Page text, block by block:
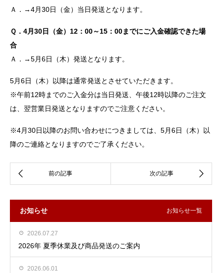
Ａ．→4月30日（金）当日発送となります。
Ｑ．4月30日（金）12：00～15：00までにご入金確認できた場
合
Ａ．→5月6日（木）発送となります。
5月6日（木）以降は通常発送とさせていただきます。
※午前12時までのご入金分は当日発送、午後12時以降のご注文
は、翌営業日発送となりますのでご注意ください。
※4月30日以降のお問い合わせにつきましては、5月6日（木）以
降のご連絡となりますのでご了承ください。
お知らせ お知らせ一覧
2026.07.27
2026年 夏季休業及び商品発送のご案内
2026.06.01